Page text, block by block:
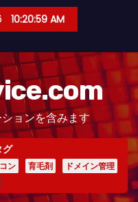
10:21:00 AM
ョンを含みます
グ
ン 育毛剤
ドメイン管理